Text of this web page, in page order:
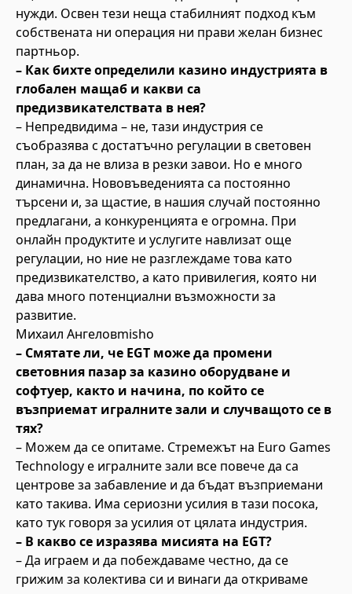
нужди. Освен тези неща стабилният подход към
собствената ни операция ни прави желан бизнес
партньор.
– Как бихте определили казино индустрията в
глобален мащаб и какви са
предизвикателствата в нея?
– Непредвидима – не, тази индустрия се
съобразява с достатъчно регулации в световен
план, за да не влиза в резки завои. Но е много
динамична. Нововъведенията са постоянно
търсени и, за щастие, в нашия случай постоянно
предлагани, а конкуренцията е огромна. При
онлайн продуктите и услугите навлизат още
регулации, но ние не разглеждаме това като
предизвикателство, а като привилегия, която ни
дава много потенциални възможности за
развитие.
Михаил Ангеловmisho
– Смятате ли, че EGT може да промени
световния пазар за казино оборудване и
софтуер, както и начина, по който се
възприемат игралните зали и случващото се в
тях?
– Можем да се опитаме. Стремежът на Euro Games
Technology е игралните зали все повече да са
центрове за забавление и да бъдат възприемани
като такива. Има сериозни усилия в тази посока,
като тук говоря за усилия от цялата индустрия.
– В какво се изразява мисията на EGT?